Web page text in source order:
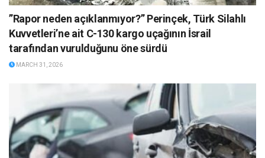
”Rapor neden açıklanmıyor?” Perinçek, Türk Silahlı
Kuvvetleri’ne ait C-130 kargo uçağının İsrail
tarafından vurulduğunu öne sürdü
MARCH 31, 2026